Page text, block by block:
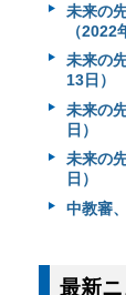
未来の
（2022
未来の
13日）
未来の
日）
未来の
日）
中教審
最新